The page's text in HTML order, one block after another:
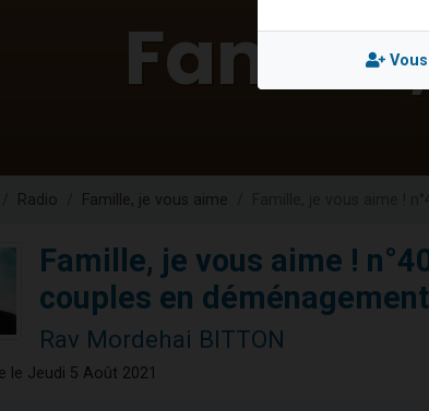
2 personnes viennent de faire
10 personnes viennent de
Radio Famille, je vous aime
Famille, je vous aime !
couples en déménagement
Rav Mordehai BITTON
le Jeudi 5 Août 2021
Vous